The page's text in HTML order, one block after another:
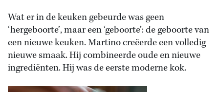
Wat er in de keuken gebeurde was geen
‘hergeboorte’, maar een ‘geboorte’: de geboorte van
een nieuwe keuken. Martino creëerde een volledig
nieuwe smaak. Hij combineerde oude en nieuwe
ingrediënten. Hij was de eerste moderne kok.­